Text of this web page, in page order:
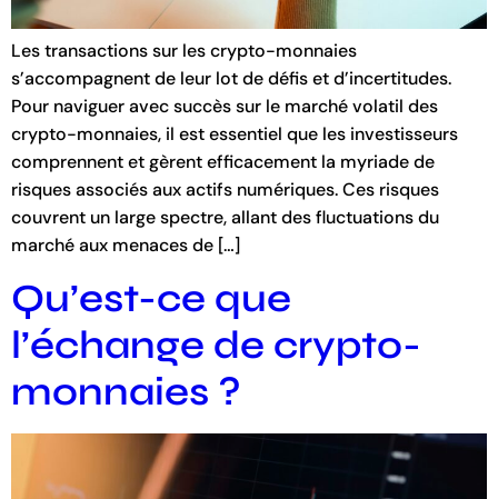
Les transactions sur les crypto-monnaies
s’accompagnent de leur lot de défis et d’incertitudes.
Pour naviguer avec succès sur le marché volatil des
crypto-monnaies, il est essentiel que les investisseurs
comprennent et gèrent efficacement la myriade de
risques associés aux actifs numériques. Ces risques
couvrent un large spectre, allant des fluctuations du
marché aux menaces de […]
Qu’est-ce que
l’échange de crypto-
monnaies ?